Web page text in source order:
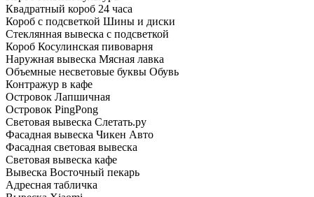
Квадратный короб 24 часа
Короб с подсветкой Шины и диски
Стеклянная вывеска с подсветкой
Короб Косулинская пивоварня
Наружная вывеска Мясная лавка
Объемные несветовые буквы Обувь
Контражур в кафе
Островок Лапшичная
Островок PingPong
Световая вывеска Слетать.ру
Фасадная вывеска Чикен Авто
Фасадная световая вывеска
Световая вывеска кафе
Вывеска Восточный пекарь
Адресная табличка